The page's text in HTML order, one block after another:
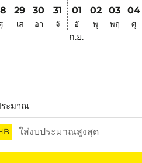
29
เส
30
อา
31
จั
01
อั
ก.ย.
02
พุ
03
พฤ
04
ศุ
ะมาณ